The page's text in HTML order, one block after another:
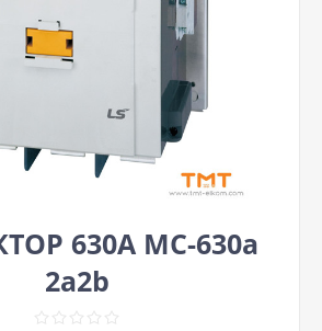
630A MC-630a
2a2b